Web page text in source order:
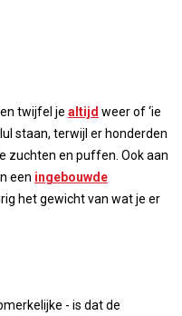
twijfel je altijd weer of ‘ie
staan, terwijl er honderden
zuchten en puffen. Ook aan
een ingebouwde
het gewicht van wat je er
- is dat de